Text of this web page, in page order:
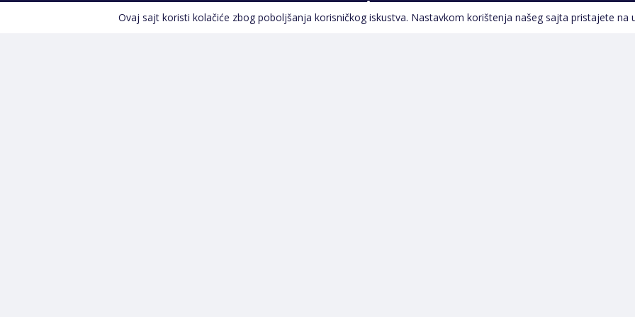
Pratite nas
Ovaj sajt koristi kolačiće zbog poboljšanja korisničkog iskustva. Nastavkom korištenja našeg sajta pristajete na